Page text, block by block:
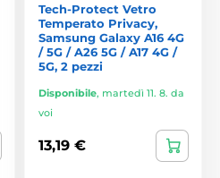
Tech-Protect Vetro
Temperato Privacy,
Samsung Galaxy A16 4G
/ 5G / A26 5G / A17 4G /
5G, 2 pezzi
Disponibile, martedì 11. 8. da
voi
13,19 €